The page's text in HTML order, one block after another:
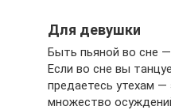
Для девушки
Быть пьяной во сне
Если во сне вы
предаетесь утехам
множество